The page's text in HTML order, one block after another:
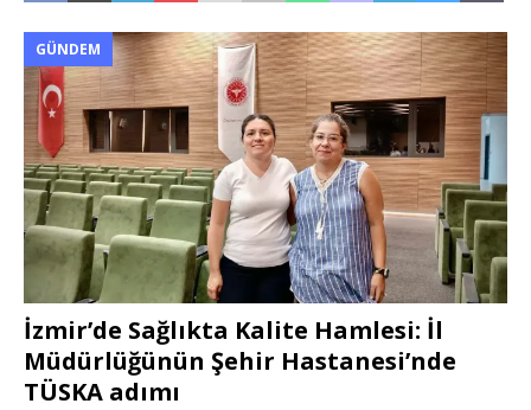
GÜNDEM
İzmir’de Sağlıkta Kalite Hamlesi: İl
Müdürlüğünün Şehir Hastanesi’nde
TÜSKA adımı